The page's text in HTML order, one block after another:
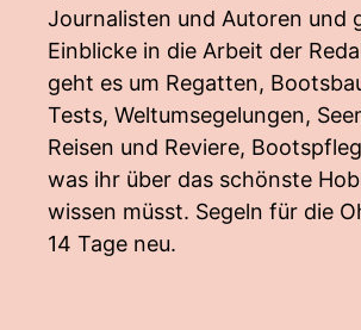
Journalisten und Autoren und
Einblicke in die Arbeit der
geht es um Regatten,
Tests, Weltumsegelungen,
Reisen und Reviere,
was ihr über das schönste
wissen müsst. Segeln für die
14 Tage neu.